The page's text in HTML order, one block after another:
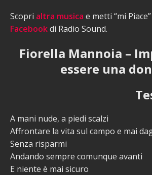
Scopri altra musica e metti “mi
Facebookdi Radio Sound.
Fiorella Mannoia –
essere una
A mani nude, a piedi scalzi
Affrontare la vita sul campo e mai
Senza risparmi
Andando sempre comunque avanti
E niente è mai sicuro